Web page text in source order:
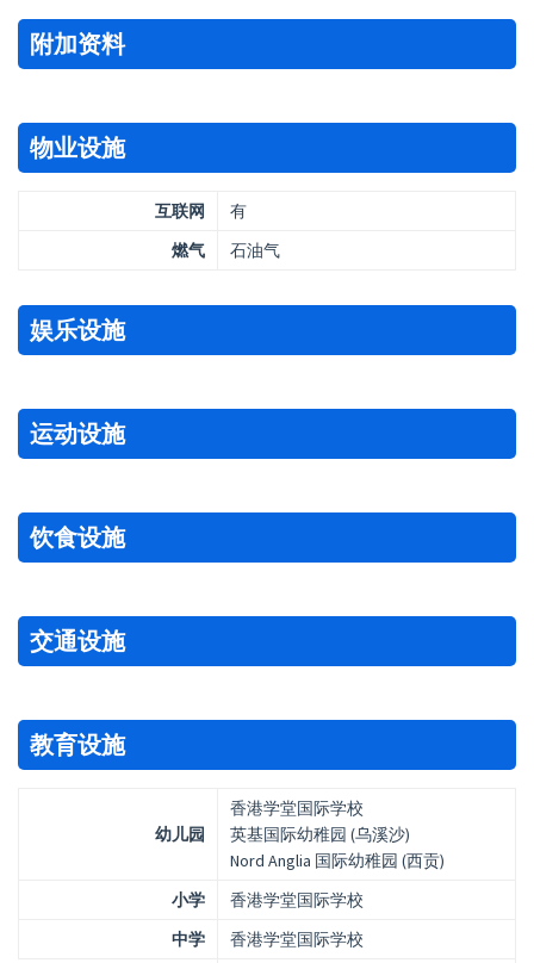
附加资料
物业设施
互联网
有
燃气
石油气
娱乐设施
运动设施
饮食设施
交通设施
教育设施
幼儿园
香港学堂国际学校
英基国际幼稚园 (乌溪沙)
Nord Anglia 国际幼稚园 (西贡)
小学
香港学堂国际学校
中学
香港学堂国际学校